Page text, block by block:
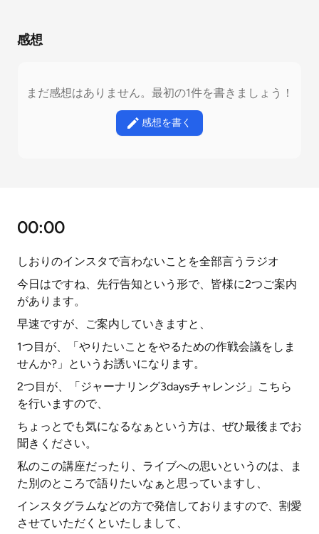
感想
まだ感想はありません。最初の1件を書きましょう！
感想を書く
00:00
しおりのインスタで言わないことを全部言うラジオ
今日はですね、先行告知という形で、皆様に2つご案内
があります。
早速ですが、ご案内していきますと、
1つ目が、「やりたいことをやるための作戦会議をしま
せんか?」というお誘いになります。
2つ目が、「ジャーナリング3daysチャレンジ」こちら
を行いますので、
ちょっとでも気になるなぁという方は、ぜひ最後までお
聞きください。
私のこの講座だったり、ライブへの思いというのは、ま
た別のところで語りたいなぁと思っていますし、
インスタグラムなどの方で発信しておりますので、割愛
させていただくといたしまして、